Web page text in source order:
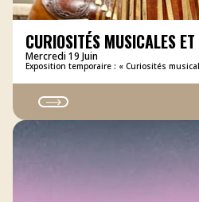
CURIOSITÉS MUSICALES
Mercredi 19 Juin
Exposition temporaire : « Curiosités